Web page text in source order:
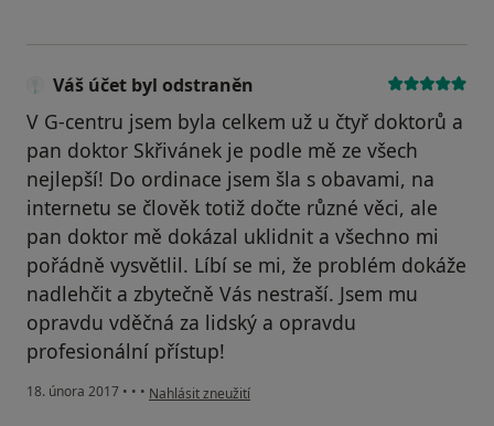
Váš účet byl odstraněn
V G-centru jsem byla celkem už u čtyř doktorů a
pan doktor Skřivánek je podle mě ze všech
nejlepší! Do ordinace jsem šla s obavami, na
internetu se člověk totiž dočte různé věci, ale
pan doktor mě dokázal uklidnit a všechno mi
pořádně vysvětlil. Líbí se mi, že problém dokáže
nadlehčit a zbytečně Vás nestraší. Jsem mu
opravdu vděčná za lidský a opravdu
profesionální přístup!
18. února 2017 • • • podle názoru uživatele Váš účet byl odstraněn
Nahlásit zneužití